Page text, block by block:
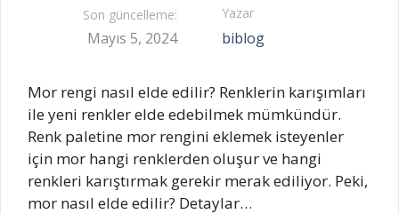
Son güncelleme:
Mayıs 5, 2024
Yazar
biblog
Mor rengi nasıl elde edilir? Renklerin karışımları
ile yeni renkler elde edebilmek mümkündür.
Renk paletine mor rengini eklemek isteyenler
için mor hangi renklerden oluşur ve hangi
renkleri karıştırmak gerekir merak ediliyor. Peki,
mor nasıl elde edilir? Detaylar…